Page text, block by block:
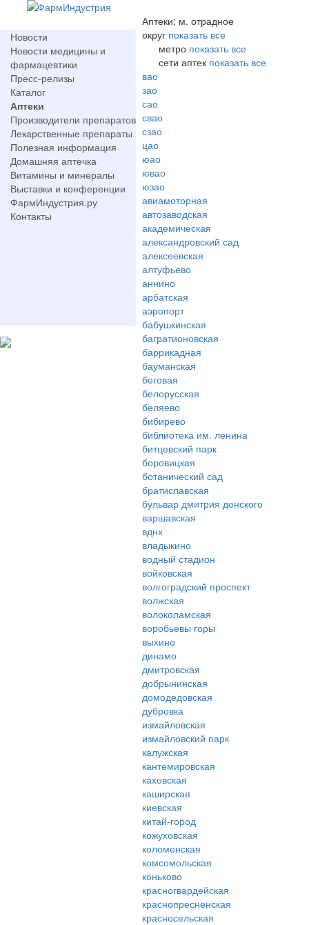
Новости
Новости медицины и
фармацевтики
Пресс-релизы
Каталог
Аптеки
Производители препаратов
Лекарственные препараты
Полезная информация
Домашняя аптечка
Витамины и минералы
Выставки и конференции
ФармИндустрия.ру
Контакты
Аптеки: м. отрадное
округ показать все
метро показать все
сети аптек показать все
вао
зао
сао
свао
сзао
цао
юао
ювао
юзао
авиамоторная
автозаводская
академическая
александровский сад
алексеевская
алтуфьево
аннино
арбатская
аэропорт
бабушкинская
багратионовская
баррикадная
бауманская
беговая
белорусская
беляево
бибирево
библиотека им. ленина
битцевский парк
боровицкая
ботанический сад
братиславская
бульвар дмитрия донского
варшавская
вднх
владыкино
водный стадион
войковская
волгоградский проспект
волжская
волоколамская
воробьевы горы
выхино
динамо
дмитровская
добрынинская
домодедовская
дубровка
измайловская
измайловский парк
калужская
кантемировская
каховская
каширская
киевская
китай-город
кожуховская
коломенская
комсомольская
коньково
красногвардейская
краснопресненская
красносельская